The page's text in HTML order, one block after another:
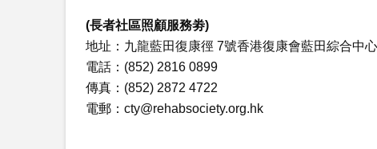
(長者社區照顧服務劵)
地址：九龍藍田復康徑 7號香港復康會藍田綜合中
電話：(852) 2816 0899
傳真：(852) 2872 4722
電郵： cty@rehabsociety.org.hk